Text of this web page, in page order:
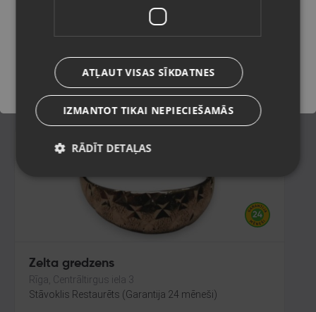
Rēzekne, Atbrīvošanas aleja 119
Stāvoklis Restaurēts (Garantija 24 mēneši)
255.00 €
11.59€/mēn.
Zelta gredzens
Rīga, Centrāltirgus iela 3
Stāvoklis Restaurēts (Garantija 24 mēneši)
Saglabāt
ATĻAUT VISAS SĪKDATNES
IZMANTOT TIKAI NEPIECIEŠAMĀS
RĀDĪT DETAĻAS